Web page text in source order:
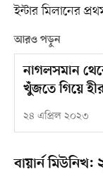
ইন্টার মিলানের
আরও পড়ুন
নাগলসমান
খুঁজতে গিয়ে
২৪ এপ্রিল ২০২৩
বায়ার্ন